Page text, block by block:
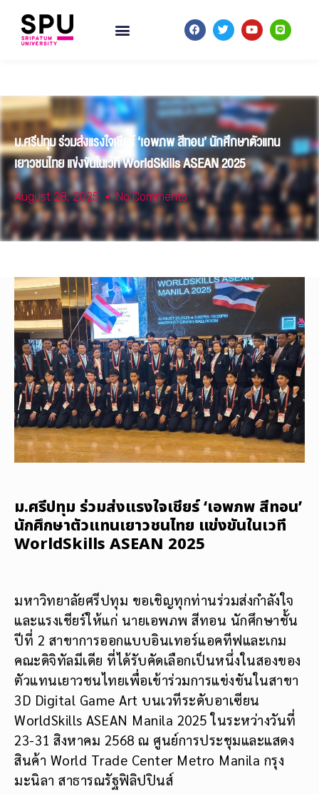
ม.ศรีปทุม ร่วมส่งแรงใจเชียร์ ‘เอพภพ สีทอน’ นักศึกษาตัวแทน
เยาวชนไทย แข่งขันในเวที WorldSkills ASEAN 2025
August 28, 2025 No Comments
ม.ศรีปทุม ร่วมส่งแรงใจเชียร์ ‘เอพภพ สีทอน’
นักศึกษาตัวแทนเยาวชนไทย แข่งขันในเวที
WorldSkills ASEAN 2025
มหาวิทยาลัยศรีปทุม ขอเชิญทุกท่านร่วมส่งกำลังใจ
และแรงเชียร์ให้แก่ นายเอพภพ สีทอน นักศึกษาชั้น
ปีที่ 2 สาขาการออกแบบอินเทอร์แอคทีฟและเกม
คณะดิจิทัลมีเดีย ที่ได้รับคัดเลือกเป็นหนึ่งในสองของ
ตัวแทนเยาวชนไทยเพื่อเข้าร่วมการแข่งขันในสาขา
3D Digital Game Art บนเวทีระดับอาเซียน
WorldSkills ASEAN Manila 2025 ในระหว่างวันที่
23-31 สิงหาคม 2568 ณ ศูนย์การประชุมและแสดง
สินค้า World Trade Center Metro Manila กรุง
มะนิลา สาธารณรัฐฟิลิปปินส์